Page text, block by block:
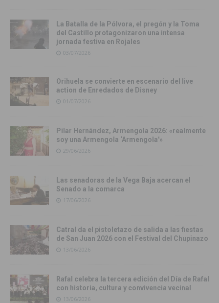
La Batalla de la Pólvora, el pregón y la Toma
del Castillo protagonizaron una intensa
jornada festiva en Rojales
03/07/2026
Orihuela se convierte en escenario del live
action de Enredados de Disney
01/07/2026
Pilar Hernández, Armengola 2026: «realmente
soy una Armengola ‘Armengola'»
29/06/2026
Las senadoras de la Vega Baja acercan el
Senado a la comarca
17/06/2026
Catral da el pistoletazo de salida a las fiestas
de San Juan 2026 con el Festival del Chupinazo
13/06/2026
Rafal celebra la tercera edición del Día de Rafal
con historia, cultura y convivencia vecinal
13/06/2026